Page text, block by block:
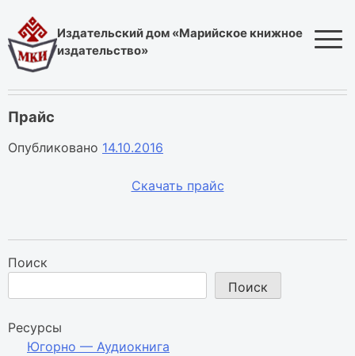
to
content
Издательский дом «Марийское книжное
издательство»
Прайс
Опубликовано 14.10.2016
Скачать прайс
Поиск
Поиск
Ресурсы
Югорно — Аудиокнига